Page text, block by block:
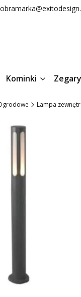
Kominki Zegary
Lampa